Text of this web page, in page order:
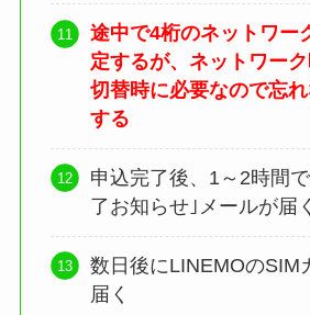
途中で4桁のネットワー
定するが、ネットワー
切替時に必要なので忘
する
申込完了後、1～2時間
了お知らせ｣メールが届く
数日後にLINEMOのSIM
届く